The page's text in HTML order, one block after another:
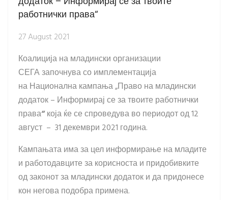
работнички права“
27 August 2021
Коалиција на младински организации
СЕГА започнува со имплементација
на Национална кампања „Право на младински
додаток – Информирај се за твоите работнички
права“која ќе се спроведува во периодот од 12
август – 31 декември 2021 година.
Кампањата има за цел информирање на младите
и работодавците за корисноста и придобивките
од законот за младински додаток и да придонесе
кон негова подобра примена.